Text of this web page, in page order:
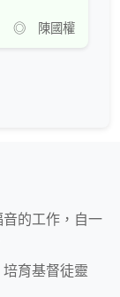
◎ 陳國權
的工作，自一
培育基督徒靈